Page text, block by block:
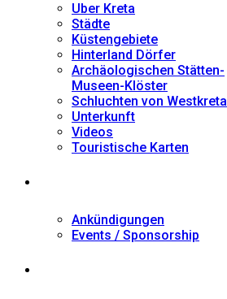
Uber Kreta
Städte
Küstengebiete
Hinterland Dörfer
Archäologischen Stätten-
Museen-Klöster
Schluchten von Westkreta
Unterkunft
Videos
Touristische Karten
Ankündigungen
Events / Sponsorship